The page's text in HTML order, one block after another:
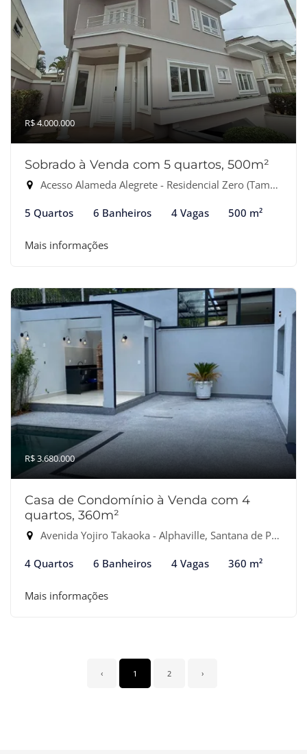
R$ 4.000.000
Sobrado à Venda com 5 quartos, 500m²
Acesso Alameda Alegrete - Residencial Zero (Tamboré), Santana de Parnaíba-SP
5 Quartos 6 Banheiros 4 Vagas 500 m²
Mais informações
R$ 3.680.000
Casa de Condomínio à Venda com 4
quartos, 360m²
Avenida Yojiro Takaoka - Alphaville, Santana de Parnaíba-SP
4 Quartos 6 Banheiros 4 Vagas 360 m²
Mais informações
‹ 1 2 ›